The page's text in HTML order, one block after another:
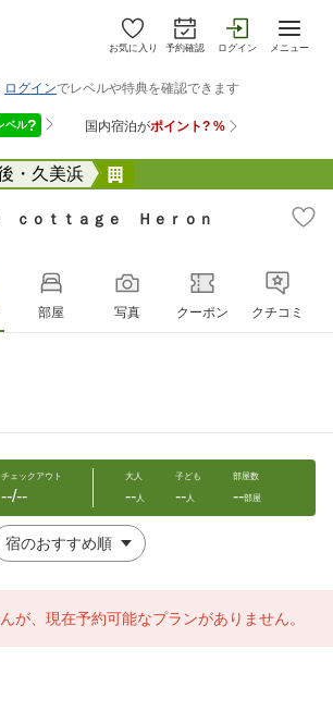
お気に入り 予約確認 ログイン メニュー
・久美浜
ｃｏｔｔａｇｅ Ｈｅｒｏｎ
部屋 写真 クーポン クチコミ
チェックアウト
--/--
大人
--人
子ども
--人
部屋数
--部屋
が、現在予約可能なプランがありません。